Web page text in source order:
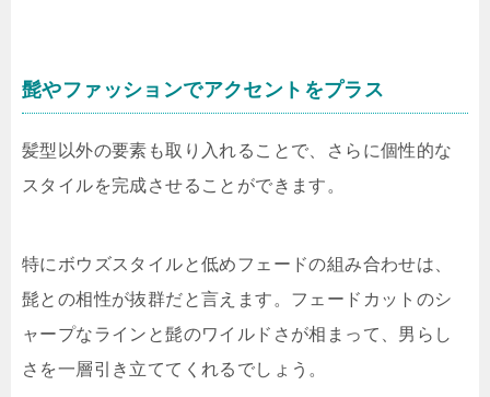
髭やファッションでアクセントをプラス
髪型以外の要素も取り入れることで、さらに個性的な
スタイルを完成させることができます。
特にボウズスタイルと低めフェードの組み合わせは、
髭との相性が抜群だと言えます。フェードカットのシ
ャープなラインと髭のワイルドさが相まって、男らし
さを一層引き立ててくれるでしょう。